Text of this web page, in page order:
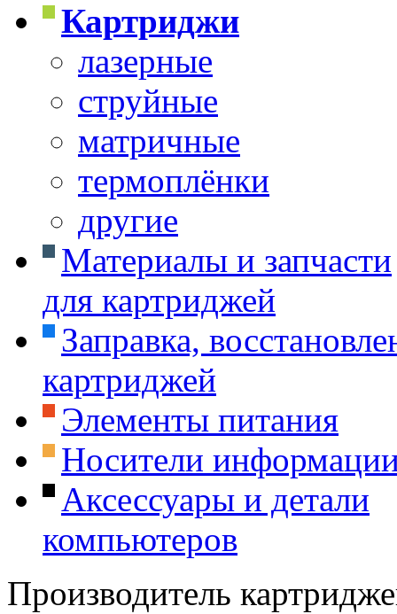
Картриджи
лазерные
струйные
матричные
термоплёнки
другие
Материалы и запчасти
для картриджей
Заправка,
картриджей
Элементы питания
Носители
Аксессуары и детали
компьютеров
Производитель